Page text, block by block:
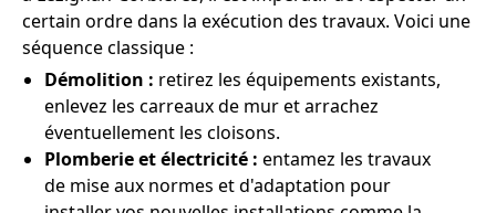
certain ordre dans la exécution des travaux. Voici une
séquence classique :
Démolition : retirez les équipements existants,
enlevez les carreaux de mur et arrachez
éventuellement les cloisons.
Plomberie et électricité : entamez les travaux
de mise aux normes et d'adaptation pour